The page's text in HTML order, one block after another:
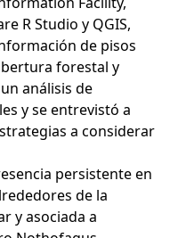
R Studio y QGIS,
de pisos
forestal y
análisis de
y se entrevistó a
a considerar
persistente en
de la
y asociada a